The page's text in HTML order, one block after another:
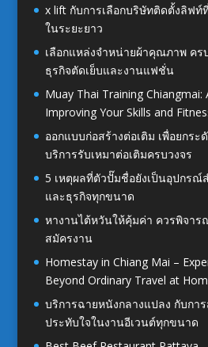
x lift กับการเลือกบริษัทติดตั้งลิฟท์
ในระยะยาว
เลือกแหล่งจำหน่ายผ้าคุณภาพ คร
ธุรกิจตัดเย็บและงานแฟชั่น
Muay Thai Training
Improving Your Skills and
ออกแบบก่อสร้างต่อเติม เพื่อยกร
บริการรับเหมาต่อเติมครบวงจร
5 เหตุผลที่ตัวปั๊มชื่อยังเป็นอุปกร
และธุรกิจทุกขนาด
หางานไต้หวันให้คุ้มค่า ควรพิจา
สมัครงาน
Homestay in Chiang Mai –
Beyond Ordinary Travel at
บริการฉายหนังกลางแปลง กับกา
ประทับใจในงานอีเวนต์ทุกขนาด